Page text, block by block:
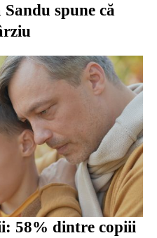
spune că
58% dintre copiii